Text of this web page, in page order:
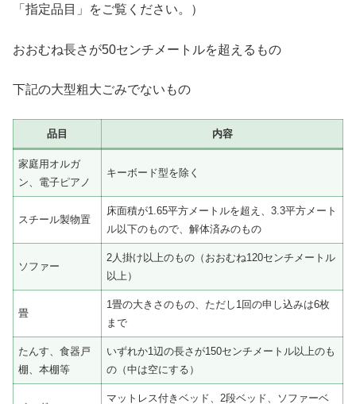
「指定品目」をご覧ください。）
おおむね長さが50センチメートルを超えるもの
下記の大型粗大ごみでないもの
品目 内容
家庭用オルガ
ン、電子ピアノ
キーボード型を除く
スチール製物置
床面積が1.65平方メートルを超え、3.3平方メート
ル以下のもので、解体済みのもの
ソファー
2人掛け以上のもの（おおむね120センチメートル
以上）
畳
1畳の大きさのもの、ただし1回の申し込みは6枚
まで
たんす、食器戸
棚、本棚等
いずれか1辺の長さが150センチメートル以上のも
の（中は空にする）
マットレス付きベッド、2段ベッド、ソファーベ